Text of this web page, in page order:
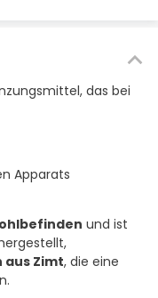
das bei
Apparats
und ist
aus Zimt, die eine